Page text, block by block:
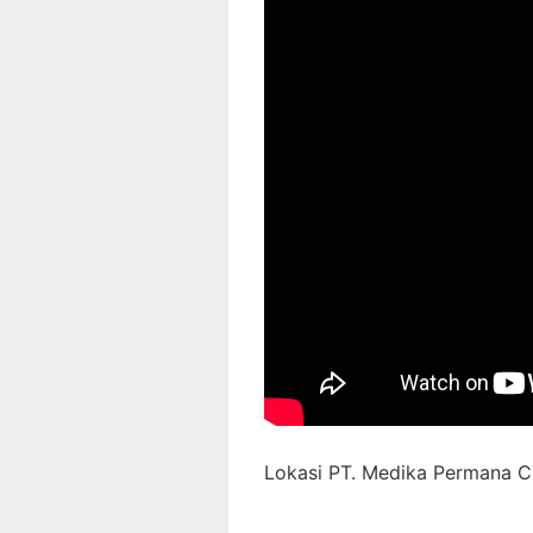
Lokasi PT. Medika Permana